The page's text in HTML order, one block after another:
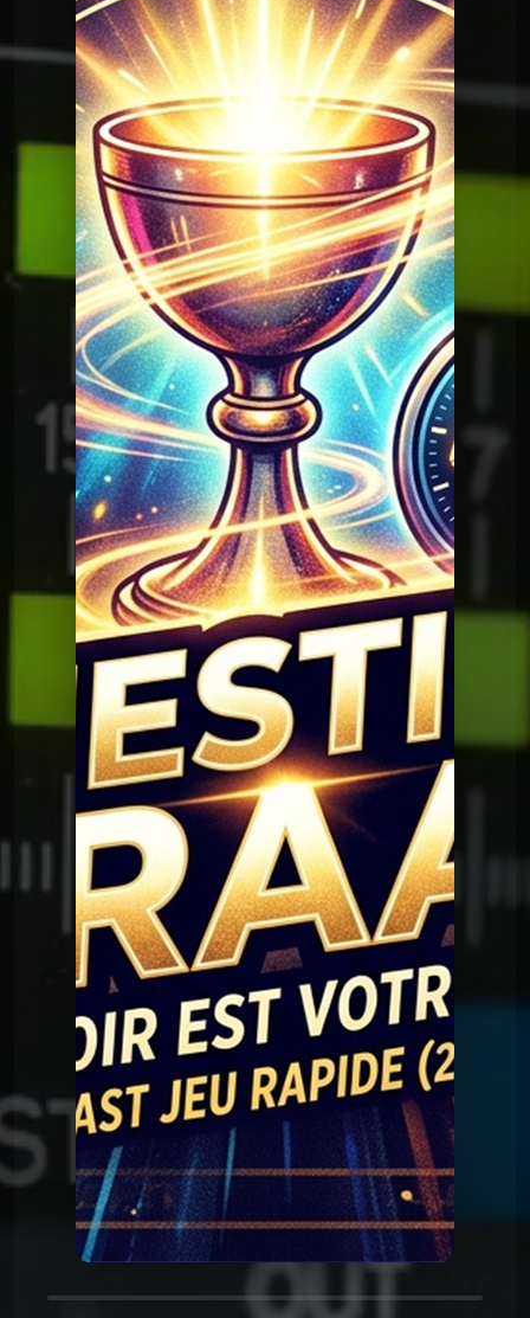
Question Graal Graal V2 - 98 musique
Question Graal Graal V2 - 97 musique
Question Graal Graal V2 - 96 musique
Question Graal Graal V2 - 95 musique
Question Graal Graal V2 - 94 musique
Question Graal Graal V2 - 93 musique
Question Graal Graal V2 - 92 série
Question Graal Graal V2 - 91 musique
Question Graal Graal V2 - 90 série
Question Graal Graal V2 - 89 musique
Question Graal Graal V2 - 88 série
Question Graal Graal V2 - 87 musique
Question Graal Graal V2 - 86 série
Graal V2 - 85 musique